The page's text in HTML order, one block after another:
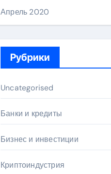
Апрель 2020
Рубрики
Uncategorised
Банки и кредиты
Бизнес и инвестиции
Криптоиндустрия